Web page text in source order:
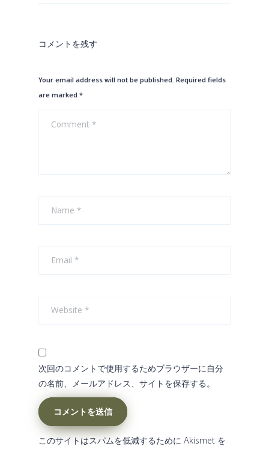
コメントを残す
Your email address will not be published. Required fields
are marked *
次回のコメントで使用するためブラウザーに自分
の名前、メールアドレス、サイトを保存する。
コメントを送信
このサイトはスパムを低減するために Akismet を